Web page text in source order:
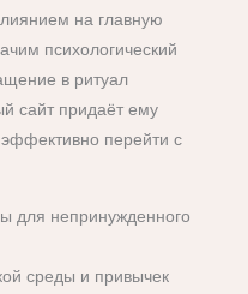
на главную
психологический
в ритуал
сайт придаёт ему
перейти с
для непринужденного
среды и привычек